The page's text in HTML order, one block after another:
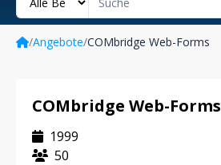
/Angebote/COMbridge Web-Forms
COMbridge Web-Forms
1999
50